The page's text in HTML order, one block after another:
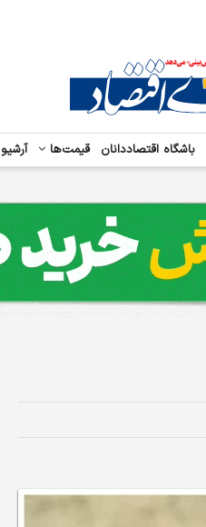
باشگاه اقتصاددانان قیمت‌ها آرشیو